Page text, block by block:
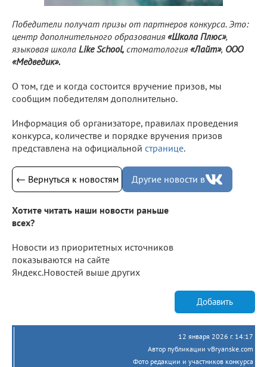
Победители получат призы от партнеров конкурса. Это:
центр дополнительного образования «Школа Плюс»,
языковая школа Like School, стоматология «Лайт», ООО
«Медведик».
О том, где и когда состоится вручение призов, мы
сообщим победителям дополнительно.
Информация об организаторе, правилах проведения
конкурса, количестве и порядке вручения призов
представлена на официальной странице.
← Вернуться к новостям Другие новости в
Хотите читать наши новости раньше
всех?
Новости из приоритетных источников
показываются на сайте
Яндекс.Новостей выше других
Добавить
12 января 2026 г. 14:17
Автор публикации vBryanske.com
Фото редакции и участников конкурса